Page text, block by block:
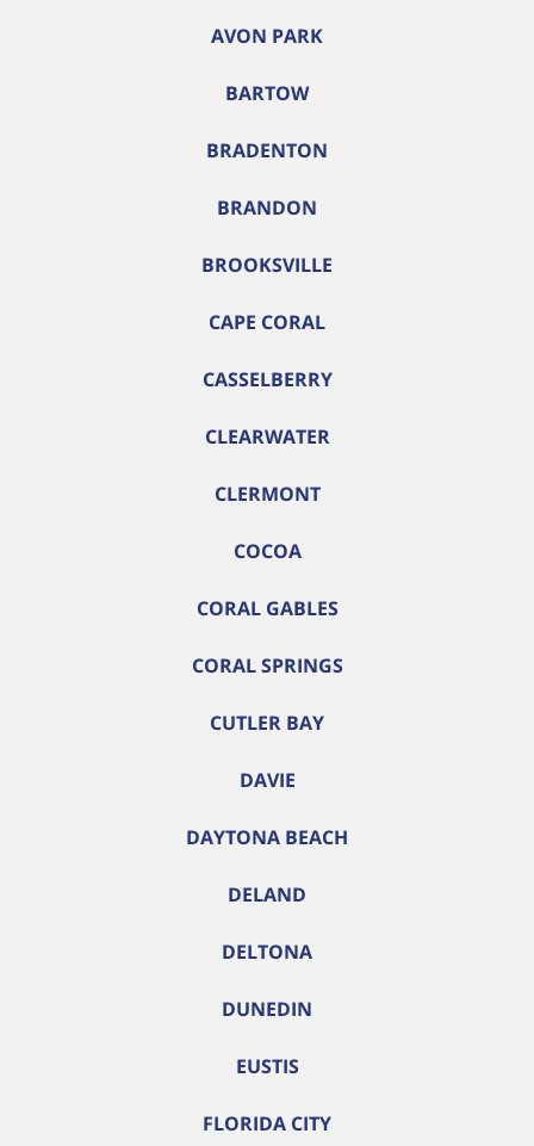
AVON PARK
BARTOW
BRADENTON
BRANDON
BROOKSVILLE
CAPE CORAL
CASSELBERRY
CLEARWATER
CLERMONT
COCOA
CORAL GABLES
CORAL SPRINGS
CUTLER BAY
DAVIE
DAYTONA BEACH
DELAND
DELTONA
DUNEDIN
EUSTIS
FLORIDA CITY